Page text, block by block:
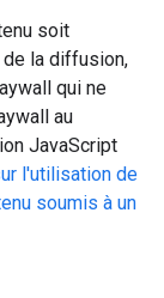
soit
de la diffusion,
qui ne
au
JavaScript
l'utilisation de
soumis à un